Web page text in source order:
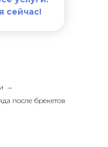
сейчас!
→
после брекетов